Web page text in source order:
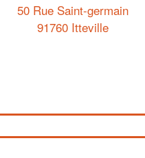
50 Rue Saint-germain
91760 Itteville